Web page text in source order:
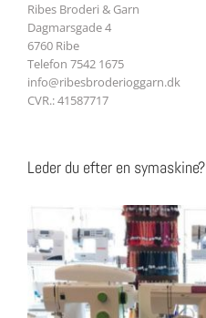
Ribes Broderi & Garn
Dagmarsgade 4
6760 Ribe
Telefon 7542 1675
info@ribesbroderioggarn.dk
CVR.: 41587717
Leder du efter en symaskine?